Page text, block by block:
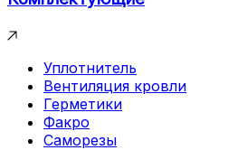
Уплотнитель
Вентиляция кровли
Герметики
Факро
Саморезы